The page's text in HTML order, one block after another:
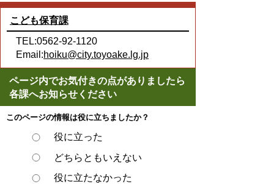
こども保育課
TEL:0562-92-1120
Email:hoiku@city.toyoake.lg.jp
ページ内でお気付きの点がありましたら
各課へお知らせください
このページの情報は役に立ちましたか？
役に立った
どちらともいえない
役に立たなかった